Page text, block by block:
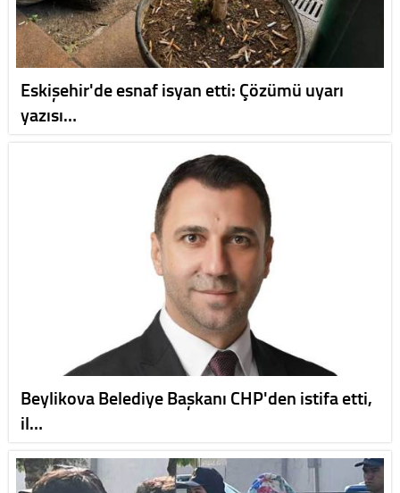
Eskişehir'de esnaf isyan etti: Çözümü uyarı
yazısı…
Beylikova Belediye Başkanı CHP'den istifa etti,
il…